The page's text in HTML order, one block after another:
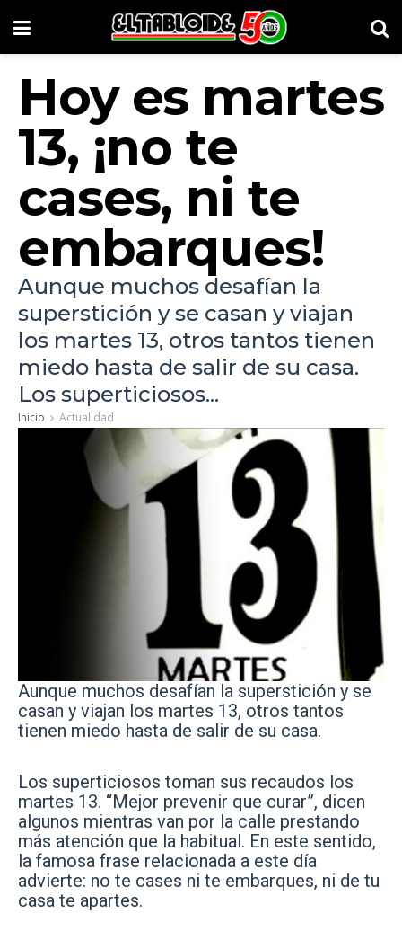
Hoy es martes
13, ¡no te
cases, ni te
embarques!
Aunque muchos desafían la
superstición y se casan y viajan
los martes 13, otros tantos tienen
miedo hasta de salir de su casa.
Los superticiosos...
Inicio Actualidad
Aunque muchos desafían la superstición y se
casan y viajan los martes 13, otros tantos
tienen miedo hasta de salir de su casa.
Los superticiosos toman sus recaudos los
martes 13. “Mejor prevenir que curar”, dicen
algunos mientras van por la calle prestando
más atención que la habitual. En este sentido,
la famosa frase relacionada a este día
advierte: no te cases ni te embarques, ni de tu
casa te apartes.